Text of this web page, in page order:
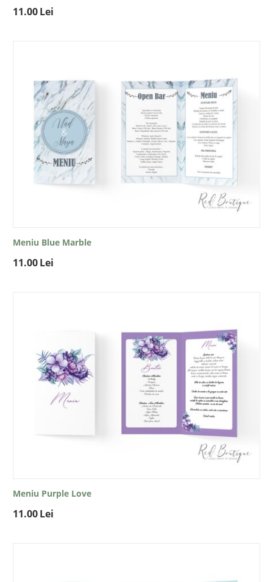
11.00Lei
Meniu Blue Marble
11.00Lei
Meniu Purple Love
11.00Lei